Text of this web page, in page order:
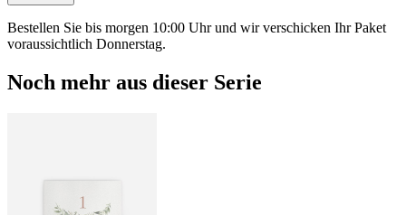
Bestellen Sie bis morgen 10:00 Uhr und wir verschicken Ihr Paket
voraussichtlich Donnerstag.
Noch mehr aus dieser Serie